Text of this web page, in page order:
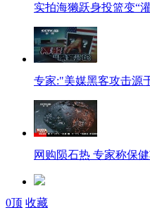
实拍海獭跃身投篮变“
专家:"美媒黑客攻击源
网购陨石热 专家称保
女子微博炫“赤脚酒驾”
0顶 收藏